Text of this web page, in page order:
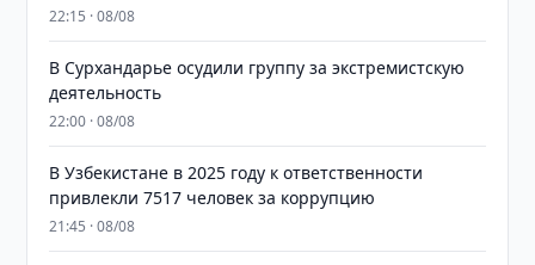
22:15 · 08/08
В Сурхандарье осудили группу за экстремистскую
деятельность
22:00 · 08/08
В Узбекистане в 2025 году к ответственности
привлекли 7517 человек за коррупцию
21:45 · 08/08